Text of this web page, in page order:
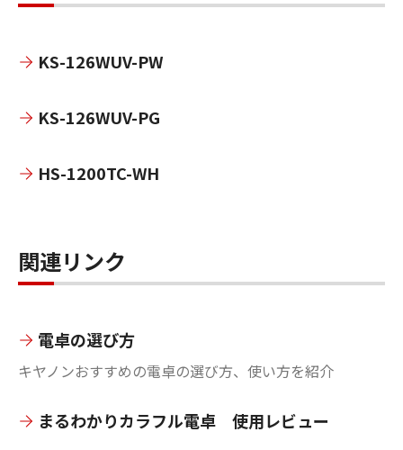
KS-126WUV-PW
KS-126WUV-PG
HS-1200TC-WH
関連リンク
電卓の選び方
キヤノンおすすめの電卓の選び方、使い方を紹介
まるわかりカラフル電卓 使用レビュー